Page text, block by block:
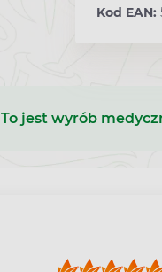
Kod EAN:
To jest wyrób